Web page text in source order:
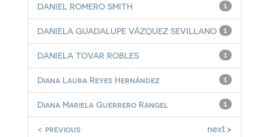
1
DANIEL ROMERO SMITH
1
DANIELA GUADALUPE VÁZQUEZ SEVILLANO
1
DANIELA TOVAR ROBLES
1
Diana Laura Reyes Hernández
1
Diana Mariela Guerrero Rangel
< previous next >